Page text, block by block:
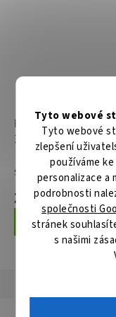
Tyto webové
Tyto webové
zlepšení
používáme
personalizace a
podrobnosti
společnosti
stránek
s našimi
Ruční kotoučová
355mm,2200W
Skladem
21 316 Kč
Do košíku